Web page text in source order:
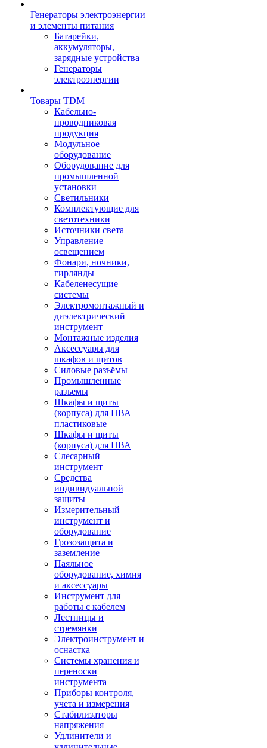
Генераторы электроэнергии
и элементы питания
Батарейки,
аккумуляторы,
зарядные устройства
Генераторы
электроэнергии
Товары TDM
Кабельно-
проводниковая
продукция
Модульное
оборудование
Оборудование для
промышленной
установки
Светильники
Комплектующие для
светотехники
Источники света
Управление
освещением
Фонари, ночники,
гирлянды
Кабеленесущие
системы
Электромонтажный и
диэлектрический
инструмент
Монтажные изделия
Аксессуары для
шкафов и щитов
Силовые разъёмы
Промышленные
разъемы
Шкафы и щиты
(корпуса) для НВА
пластиковые
Шкафы и щиты
(корпуса) для НВА
Слесарный
инструмент
Средства
индивидуальной
защиты
Измерительный
инструмент и
оборудование
Грозозащита и
заземление
Паяльное
оборудование, химия
и аксессуары
Инструмент для
работы с кабелем
Лестницы и
стремянки
Электроинструмент и
оснастка
Системы хранения и
переноски
инструмента
Приборы контроля,
учета и измерения
Стабилизаторы
напряжения
Удлинители и